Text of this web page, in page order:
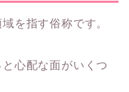
を指す俗称です。
心配な面がいくつ